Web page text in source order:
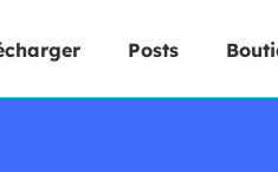
Posts